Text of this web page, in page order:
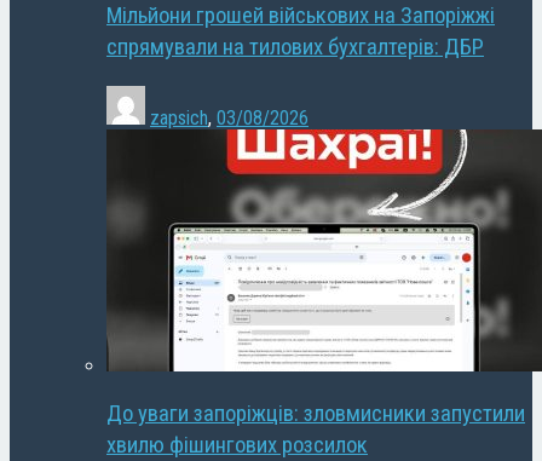
Мільйони грошей військових на Запоріжжі
спрямували на тилових бухгалтерів: ДБР
zapsich, 03/08/2026
До уваги запоріжців: зловмисники запустили
хвилю фішингових розсилок